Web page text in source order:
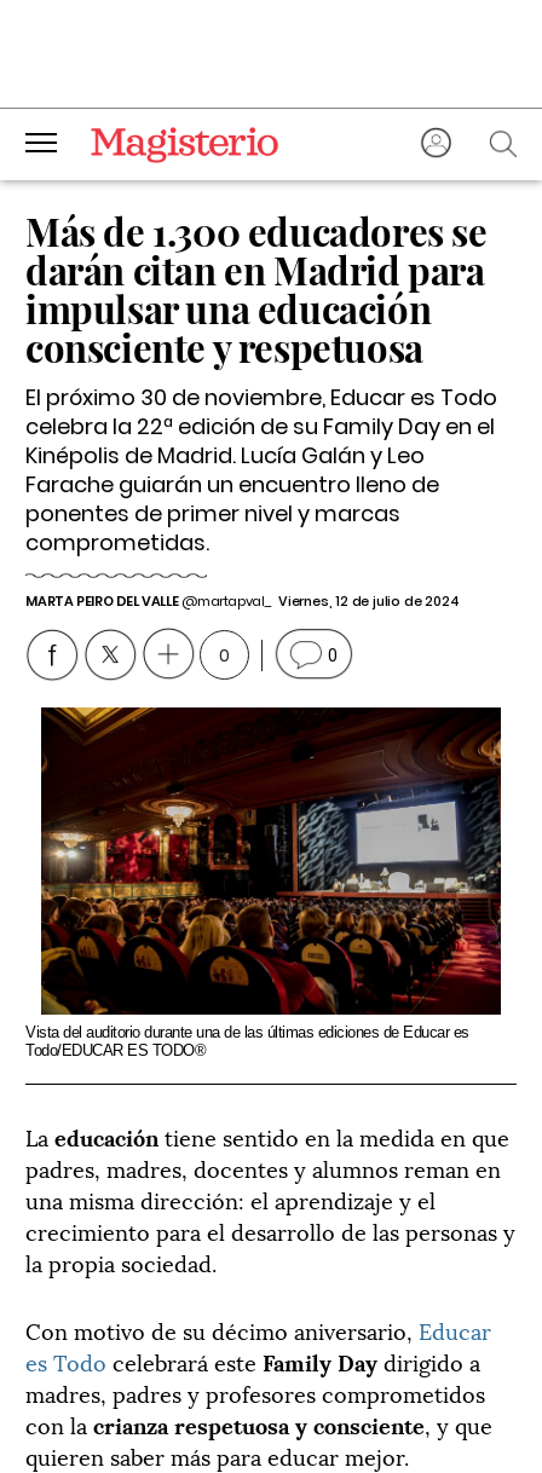
Más de 1.300 educadores se
darán citan en Madrid para
impulsar una educación
consciente y respetuosa
El próximo 30 de noviembre, Educar es Todo
celebra la 22ª edición de su Family Day en el
Kinépolis de Madrid. Lucía Galán y Leo
Farache guiarán un encuentro lleno de
ponentes de primer nivel y marcas
comprometidas.
MARTA PEIRO DEL VALLE@martapval_ Viernes, 12 de julio de 2024
0 0
Vista del auditorio durante una de las últimas ediciones de Educar es
Todo/EDUCAR ES TODO®
La educación tiene sentido en la medida en que
padres, madres, docentes y alumnos reman en
una misma dirección: el aprendizaje y el
crecimiento para el desarrollo de las personas y
la propia sociedad.
Con motivo de su décimo aniversario, Educar
es Todo celebrará este Family Daydirigido a
madres, padres y profesores comprometidos
con la crianza respetuosa y consciente, y que
quieren saber más para educar mejor.